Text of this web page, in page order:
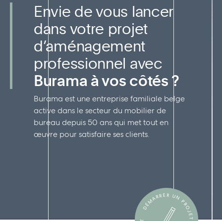
Envie de vous lancer
dans votre projet
d’aménagement
professionnel avec
Burama à vos côtés ?
Burama est une entreprise familiale belge
active dans le secteur du mobilier de
bureau depuis 50 ans qui met tout en
œuvre pour satisfaire ses clients.
DÉMARRER UN PROJET